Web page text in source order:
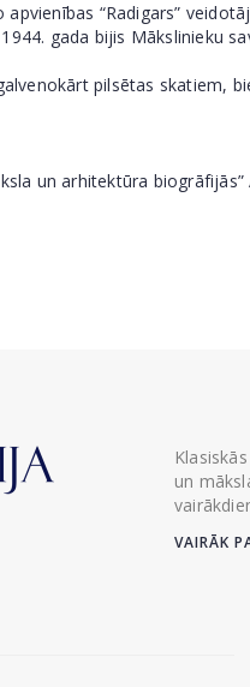
apvienības “Radigars”
gada bijis Mākslinieku
pilsētas skatiem,
un arhitektūra biogrāfijās”
un
VAIRĀK